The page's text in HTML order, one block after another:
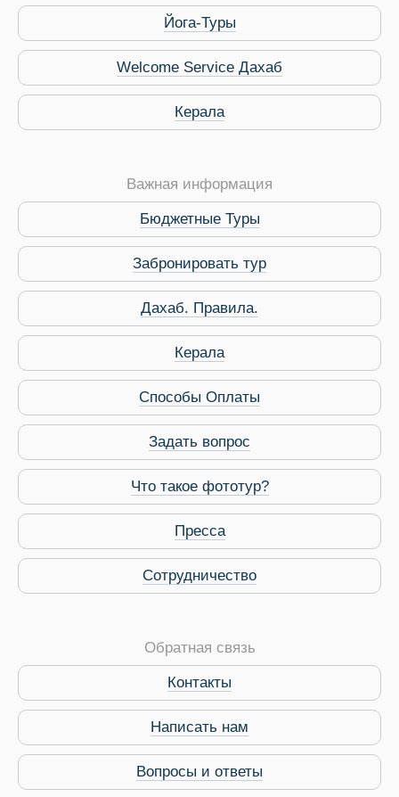
Service Дахаб
Йога-Туры
Welcome Service Дахаб
Керала
Важная информация
Бюджетные Туры
Забронировать тур
Дахаб. Правила.
Керала
Способы Оплаты
Задать вопрос
Что такое фототур?
Пресса
Сотрудничество
Обратная связь
Контакты
Написать нам
Вопросы и ответы